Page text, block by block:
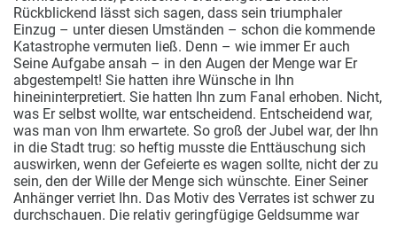
Rückblickend lässt sich sagen, dass sein triumphaler
Einzug – unter diesen Umständen – schon die kommende
Katastrophe vermuten ließ. Denn – wie immer Er auch
Seine Aufgabe ansah – in den Augen der Menge war Er
abgestempelt! Sie hatten ihre Wünsche in Ihn
hineininterpretiert. Sie hatten Ihn zum Fanal erhoben. Nicht,
was Er selbst wollte, war entscheidend. Entscheidend war,
was man von Ihm erwartete. So groß der Jubel war, der Ihn
in die Stadt trug: so heftig musste die Enttäuschung sich
auswirken, wenn der Gefeierte es wagen sollte, nicht der zu
sein, den der Wille der Menge sich wünschte. Einer Seiner
Anhänger verriet Ihn. Das Motiv des Verrates ist schwer zu
durchschauen. Die relativ geringfügige Geldsumme war